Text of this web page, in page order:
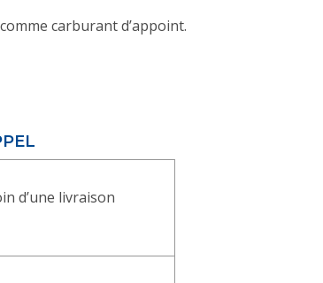
carburant d’appoint.
d’une livraison